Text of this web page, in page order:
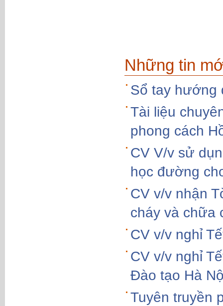
Những tin
Sổ tay hướng
Tài liệu
phong cách
CV V/v sử
học đường
CV v/v nhận
cháy và chữa
CV v/v nghỉ
CV v/v nghỉ
Đào tạo Hà
Tuyên truyền